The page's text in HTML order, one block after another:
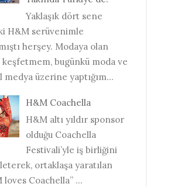
Yaklaşık dört sene
H&M serüvenimle
herşey. Modaya olan
bugünkü moda ve
medya üzerine yaptığım...
H&M Coachella
H&M altı yıldır sponsor
olduğu Coachella
Festivali’yle iş birliğini
ortaklaşa yaratılan
loves Coachella” ...